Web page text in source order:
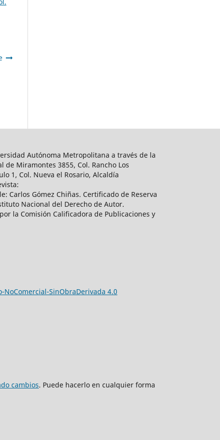
Autónoma Metropolitana a través de la
de Miramontes 3855, Col. Rancho Los
1, Col. Nueva el Rosario, Alcaldía
Carlos Gómez Chiñas. Certificado de Reserva
Nacional del Derecho de Autor.
la Comisión Calificadora de Publicaciones y
NoComercial-SinObraDerivada 4.0
cambios. Puede hacerlo en cualquier forma